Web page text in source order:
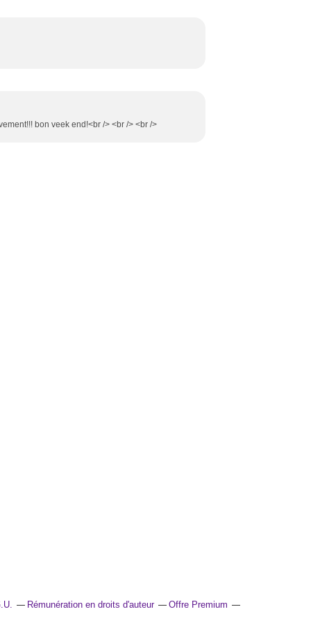
bon veek end!<br /> <br /> <br />
Rémunération en droits d'auteur
Offre Premium